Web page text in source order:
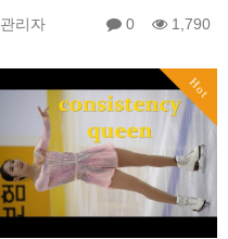
관리자 0 1,790
Hot